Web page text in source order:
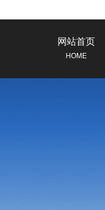
网站首页
HOME